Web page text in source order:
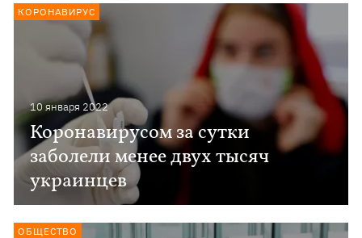
10 января 2022
Коронавирусом за сутки
заболели менее двух тысяч
украинцев
КОРОНАВИРУС
ОБЩЕСТВО